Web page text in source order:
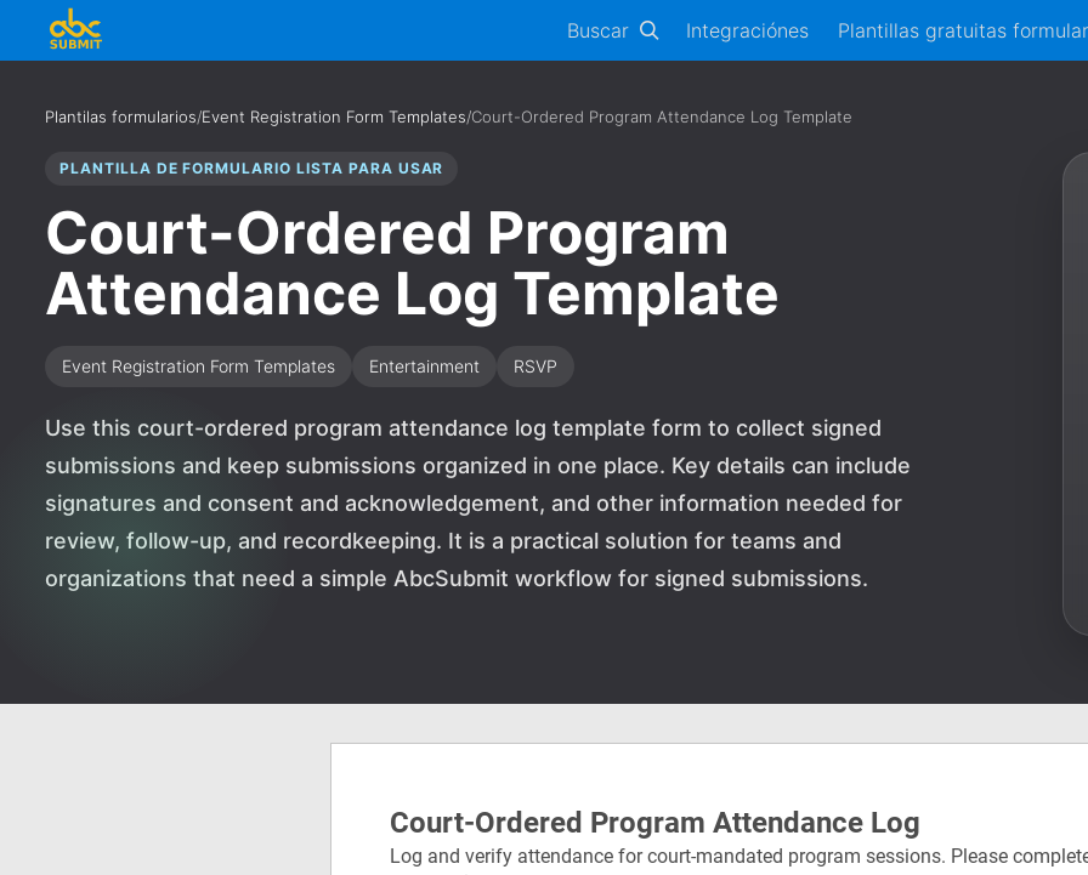
Buscar Integraciónes Plantillas gratuitas
Plantilas formularios/Event Registration Form Templates/Court-Ordered Program Attendance Log Template
PLANTILLA DE FORMULARIO LISTA PARA USAR
Court-Ordered Program
Attendance Log Template
Event Registration Form Templates Entertainment RSVP
Use this court-ordered program attendance log template form to collect signed
submissions and keep submissions organized in one place. Key details can include
signatures and consent and acknowledgement, and other information needed for
review, follow-up, and recordkeeping. It is a practical solution for teams and
organizations that need a simple AbcSubmit workflow for signed submissions.